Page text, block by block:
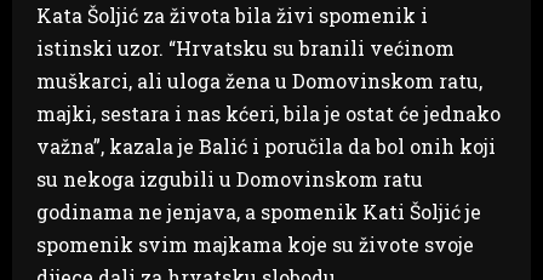
Kata Šoljić za života bila živi spomenik i
istinski uzor. “Hrvatsku su branili većinom
muškarci, ali uloga žena u Domovinskom ratu,
majki, sestara i nas kćeri, bila je ostat će jednako
važna”, kazala je Balić i poručila da bol onih koji
su nekoga izgubili u Domovinskom ratu
godinama ne jenjava, a spomenik Kati Šoljić je
spomenik svim majkama koje su živote svoje